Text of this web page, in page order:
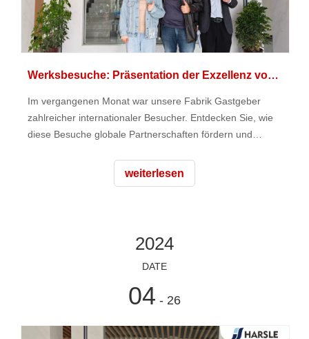
Werksbesuche: Präsentation der Exzellenz von HARSLE
Im vergangenen Monat war unsere Fabrik Gastgeber
zahlreicher internationaler Besucher. Entdecken Sie, wie
diese Besuche globale Partnerschaften fördern und
weiterlesen
2024
DATE
04 - 26